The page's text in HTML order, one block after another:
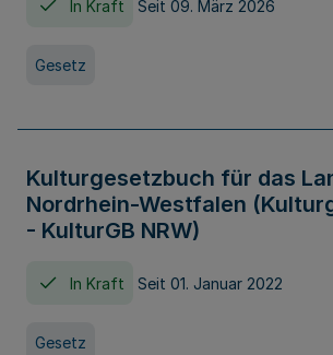
In Kraft Seit 09. März 2026
Gesetz
Kulturgesetzbuch für das
Nordrhein-Westfalen
- KulturGB NRW)
In Kraft Seit 01. Januar 2022
Gesetz